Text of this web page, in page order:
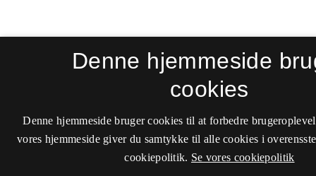
Denne hjemmeside
cookies
Denne hjemmeside bruger cookies til at forbedre
vores hjemmeside giver du samtykke til alle cookies i
cookiepolitik. Se vores cookiepolitik